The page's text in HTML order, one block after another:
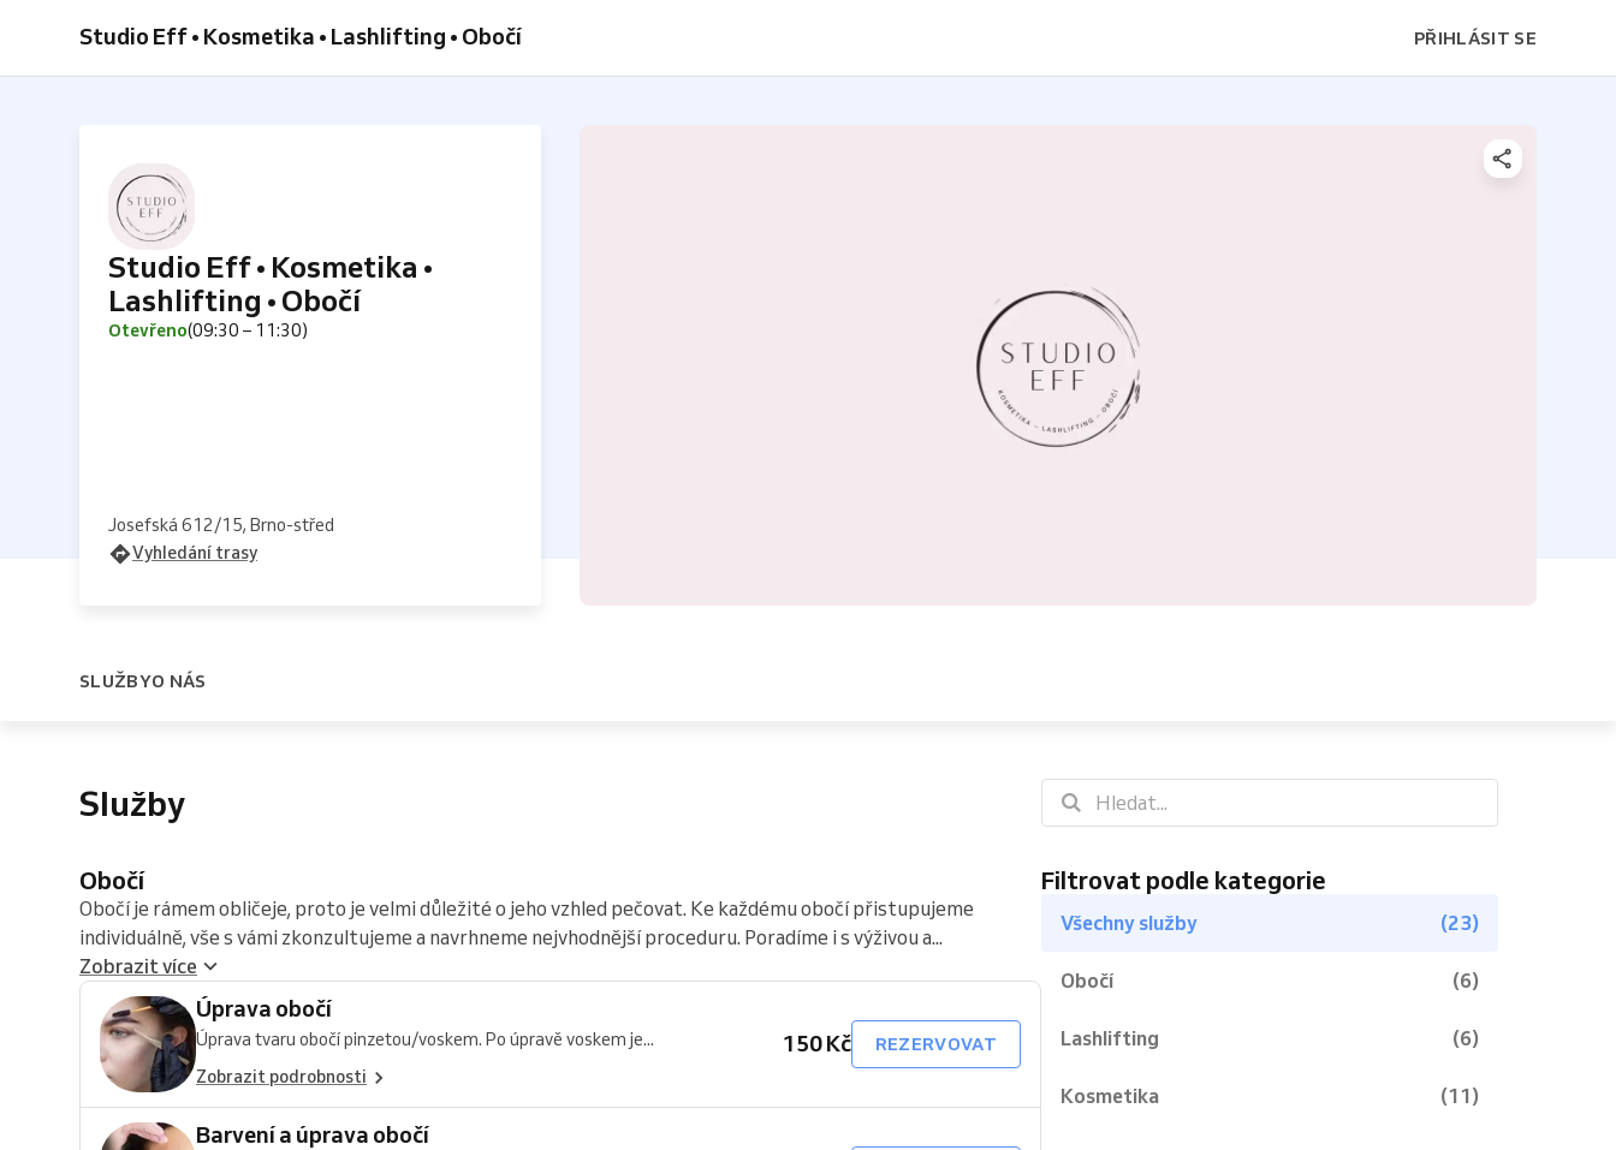
Studio Eff • Kosmetika • Lashlifting • Obočí PŘIHLÁSIT SE
Studio Eff • Kosmetika •
Lashlifting • Obočí
Otevřeno(09:30 – 11:30)
Josefská 612/15, Brno-střed
Vyhledání trasy
SLUŽBYO NÁS
Služby
Obočí
Obočí je rámem obličeje, proto je velmi důležité o jeho vzhled pečovat. Ke každému obočí přistupujeme
individuálně, vše s vámi zkonzultujeme a navrhneme nejvhodnější proceduru. Poradíme i s výživou a...
Zobrazit více
Úprava obočí
Úprava tvaru obočí pinzetou/voskem. Po úpravě voskem je...
Zobrazit podrobnosti
150 Kč REZERVOVAT
úprava
Barvení a úprava obočí
výživa
barvení
laminace
barvení
lashlifting
Filtrovat podle kategorie
Všechny služby (23)
Obočí (6)
Lashlifting (6)
Kosmetika (11)